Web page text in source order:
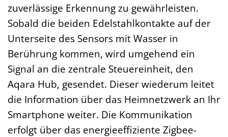
zuverlässige Erkennung zu gewährleisten.
Sobald die beiden Edelstahlkontakte auf der
Unterseite des Sensors mit Wasser in
Berührung kommen, wird umgehend ein
Signal an die zentrale Steuereinheit, den
Aqara Hub, gesendet. Dieser wiederum leitet
die Information über das Heimnetzwerk an Ihr
Smartphone weiter. Die Kommunikation
erfolgt über das energieeffiziente Zigbee-